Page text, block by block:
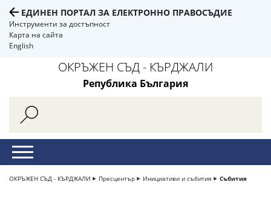
ЕДИНЕН ПОРТАЛ ЗА ЕЛЕКТРОННО ПРАВОСЪДИЕ
Инструменти за достъпност
Карта на сайта
English
ОКРЪЖЕН СЪД - КЪРДЖАЛИ
Република България
ОКРЪЖЕН СЪД - КЪРДЖАЛИ Пресцентър Инициативи и събития Събития